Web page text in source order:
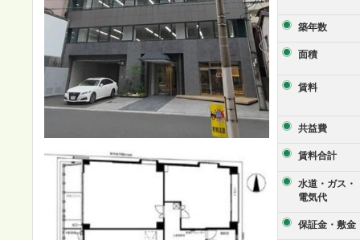
築年数
面積
賃料
共益費
賃料合計
水道・ガス・
電気代
保証金・敷金